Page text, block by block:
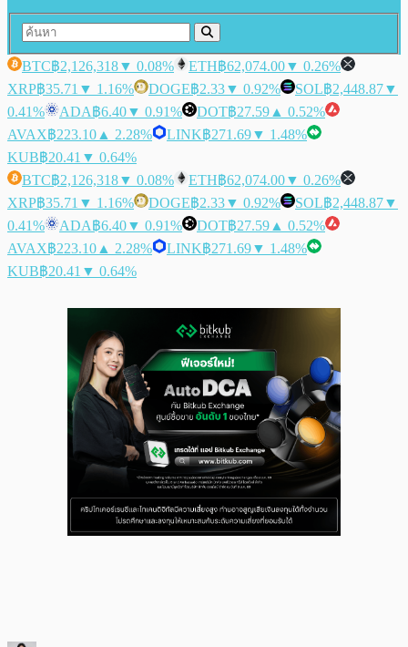
BTC฿2,126,318▼ 0.08% ETH฿62,074.00▼ 0.26%
XRP฿35.71 ▼ 1.16% DOGE฿2.33▼ 0.92% SOL฿2,448.87▼
0.41%
ADA฿6.40▼ 0.91% DOT฿27.59 ▲ 0.52%
AVAX฿223.10 ▲ 2.28% LINK฿271.69▼ 1.48%
KUB฿20.41 ▼ 0.64%
BTC฿2,126,318▼ 0.08% ETH฿62,074.00▼ 0.26%
XRP฿35.71 ▼ 1.16% DOGE฿2.33▼ 0.92% SOL฿2,448.87▼
0.41%
ADA฿6.40▼ 0.91% DOT฿27.59 ▲ 0.52%
AVAX฿223.10 ▲ 2.28% LINK฿271.69▼ 1.48%
KUB฿20.41 ▼ 0.64%